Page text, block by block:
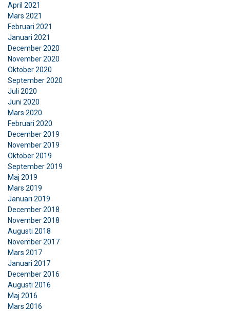
April 2021
Mars 2021
Februari 2021
Januari 2021
December 2020
November 2020
Oktober 2020
September 2020
Juli 2020
Juni 2020
Mars 2020
Februari 2020
December 2019
November 2019
Oktober 2019
September 2019
Maj 2019
Mars 2019
Januari 2019
December 2018
November 2018
Augusti 2018
November 2017
Mars 2017
Januari 2017
December 2016
Augusti 2016
Maj 2016
Mars 2016
nödvändigt
Funktioner
VISA DETALJER